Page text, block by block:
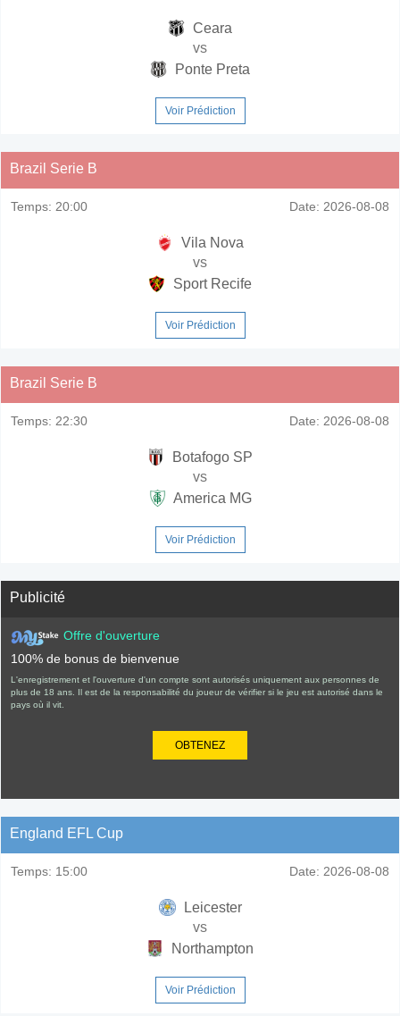
Ceara
vs
Ponte Preta
Voir Prédiction
Brazil Serie B
Temps: 20:00 Date: 2026-08-08
Vila Nova
vs
Sport Recife
Voir Prédiction
Brazil Serie B
Temps: 22:30 Date: 2026-08-08
Botafogo SP
vs
America MG
Voir Prédiction
Publicité
Offre d'ouverture
100% de bonus de bienvenue
L'enregistrement et l'ouverture d'un compte sont autorisés uniquement aux personnes de
plus de 18 ans. Il est de la responsabilité du joueur de vérifier si le jeu est autorisé dans le
pays où il vit.
OBTENEZ
England EFL Cup
Temps: 15:00 Date: 2026-08-08
Leicester
vs
Northampton
Voir Prédiction